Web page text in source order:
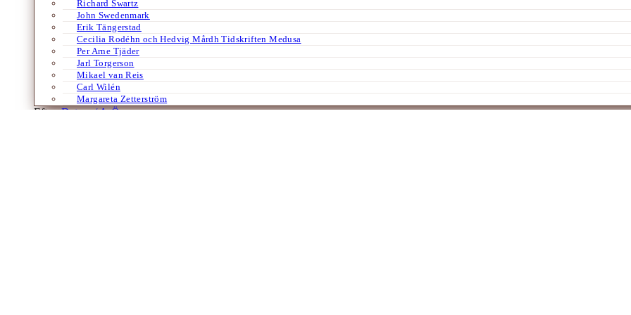
Richard Swartz
John Swedenmark
Erik Tängerstad
Cecilia Rodéhn och Hedvig Mårdh Tidskriften Medusa
Per Arne Tjäder
Jarl Torgerson
Mikael van Reis
Carl Wilén
Margareta Zetterström
Efter:Datum /A-Ö